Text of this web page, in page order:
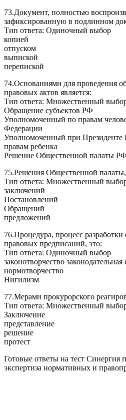
73.Документ, полностью
зафиксированную в подлинном
Тип ответа: Одиночный выбор
копией
отпуском
выпиской
перепиской
74.Основаниями для проведения
правовых актов является:
Тип ответа: Множественный
Обращение субъектов РФ
Уполномоченный по правам
Федерации
Уполномоченный при Президенте
правам ребенка
Решение Общественной палаты РФ
75.Решения Общественной
Тип ответа: Множественный
заключений
Постановлений
Обращений
предложений
76.Процедура, процесс
правовых предписаний, это:
Тип ответа: Одиночный выбор
законотворчество законодательная
нормотворчество
Нигилизм
77.Мерами прокурорского
Тип ответа: Множественный
Заключение
представление
решение
протест
Готовые ответы на тест Синергия
экспертиза нормативных и